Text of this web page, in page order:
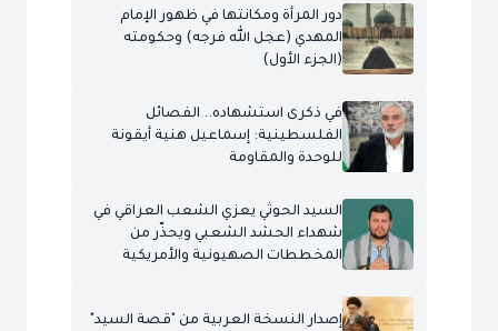
دور المرأة ومكانتها في ظهور الإمام
المهدي (عجل الله فرجه) وحكومته
(الجزء الأول)
في ذكرى استشهاده.. الفصائل
الفلسطينية: إسماعيل هنية أيقونة
للوحدة والمقاومة
السيد الحوثي يعزي الشعب العراقي في
شهداء الحشد الشعبي ويحذّر من
المخططات الصهيونية والأمريكية
إصدار النسخة العربية من "قصة السيد"